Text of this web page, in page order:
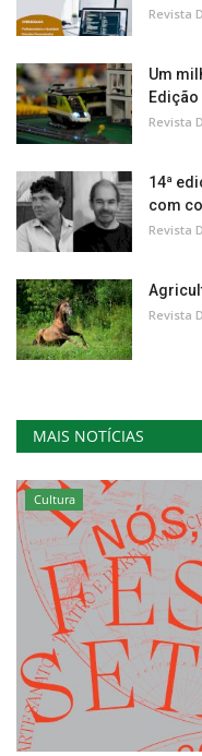
Revista
Um
Revista
14ª
com
Revista
Revista
MAIS NOTÍCIAS
Cultura